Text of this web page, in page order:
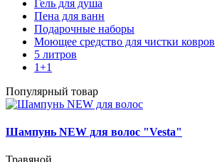
Гель для душа
Пена для ванн
Подарочные наборы
Моющее средство для чистки ковров
5 литров
1+1
Популярный товар
Шампунь NEW для волос "Vesta"